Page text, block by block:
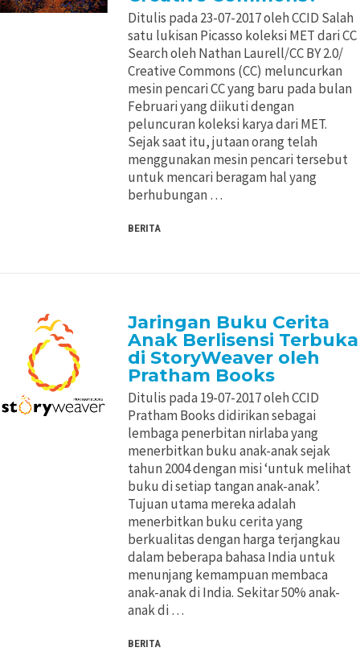
Ditulis pada 23-07-2017 oleh CCID Salah
satu lukisan Picasso koleksi MET dari CC
Search oleh Nathan Laurell/CC BY 2.0/
Creative Commons (CC) meluncurkan
mesin pencari CC yang baru pada bulan
Februari yang diikuti dengan
peluncuran koleksi karya dari MET.
Sejak saat itu, jutaan orang telah
menggunakan mesin pencari tersebut
untuk mencari beragam hal yang
berhubungan …
BERITA
Jaringan Buku Cerita
Anak Berlisensi Terbuka
di StoryWeaver oleh
Pratham Books
Ditulis pada 19-07-2017 oleh CCID
Pratham Books didirikan sebagai
lembaga penerbitan nirlaba yang
menerbitkan buku anak-anak sejak
tahun 2004 dengan misi ‘untuk melihat
buku di setiap tangan anak-anak’.
Tujuan utama mereka adalah
menerbitkan buku cerita yang
berkualitas dengan harga terjangkau
dalam beberapa bahasa India untuk
menunjang kemampuan membaca
anak-anak di India. Sekitar 50% anak-
anak di …
BERITA